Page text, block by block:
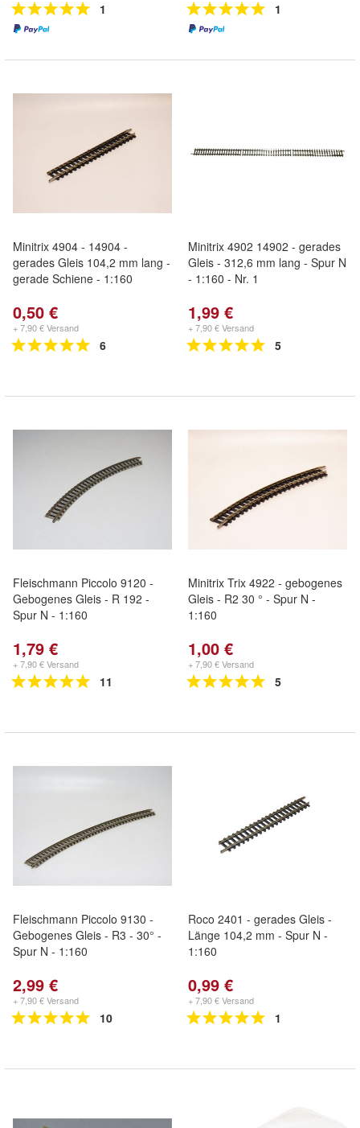
1 1
Minitrix 4904 - 14904 -
gerades Gleis 104,2 mm lang -
gerade Schiene - 1:160
0,50 €
+ 7,90 € Versand
6
Minitrix 4902 14902 - gerades
Gleis - 312,6 mm lang - Spur N
- 1:160 - Nr. 1
1,99 €
+ 7,90 € Versand
5
Fleischmann Piccolo 9120 -
Gebogenes Gleis - R 192 -
Spur N - 1:160
1,79 €
+ 7,90 € Versand
11
Minitrix Trix 4922 - gebogenes
Gleis - R2 30 ° - Spur N -
1:160
1,00 €
+ 7,90 € Versand
5
Fleischmann Piccolo 9130 -
Gebogenes Gleis - R3 - 30° -
Spur N - 1:160
2,99 €
+ 7,90 € Versand
10
Roco 2401 - gerades Gleis -
Länge 104,2 mm - Spur N -
1:160
0,99 €
+ 7,90 € Versand
1